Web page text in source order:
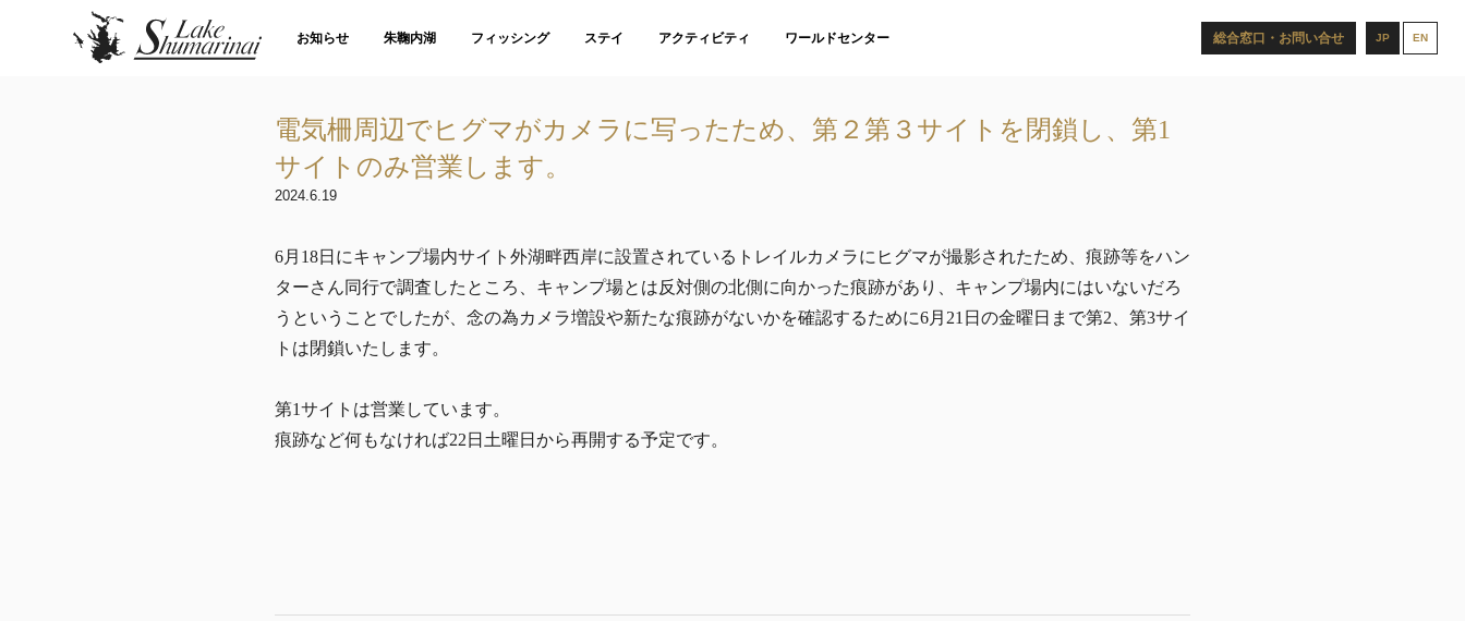
お知らせ 朱鞠内湖 フィッシング ステイ アクティビティ ワールドセンター JP EN
総合窓口・お問い合せ
電気柵周辺でヒグマがカメラに写ったため、第２第３サイトを閉鎖し、第1
サイトのみ営業します。
2024.6.19
6月18日にキャンプ場内サイト外湖畔西岸に設置されているトレイルカメラにヒグマが撮影されたため、痕跡等をハン
ターさん同行で調査したところ、キャンプ場とは反対側の北側に向かった痕跡があり、キャンプ場内にはいないだろ
うということでしたが、念の為カメラ増設や新たな痕跡がないかを確認するために6月21日の金曜日まで第2、第3サイ
トは閉鎖いたします。
第1サイトは営業しています。
痕跡など何もなければ22日土曜日から再開する予定です。